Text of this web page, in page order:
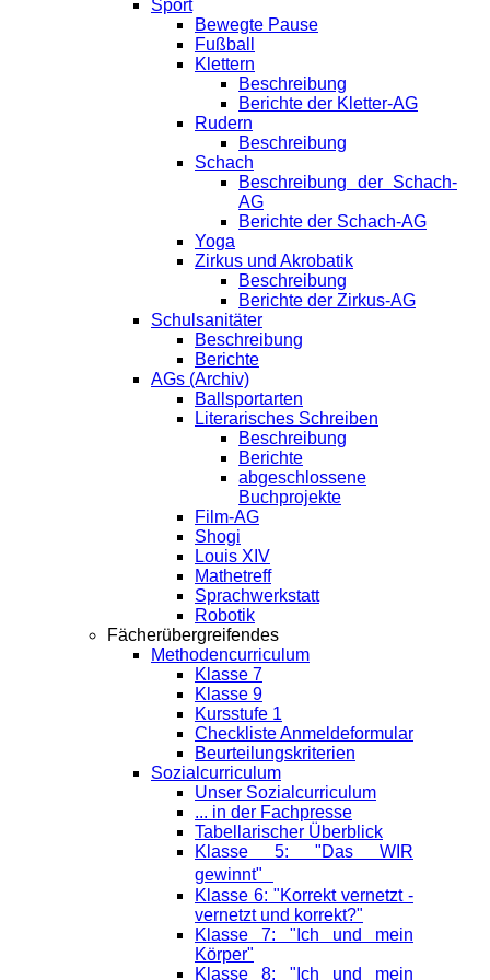
Sport
Bewegte Pause
Fußball
Klettern
Beschreibung
Berichte der Kletter-AG
Rudern
Beschreibung
Schach
Beschreibung der Schach-
AG
Berichte der Schach-AG
Yoga
Zirkus und Akrobatik
Beschreibung
Berichte der Zirkus-AG
Schulsanitäter
Beschreibung
Berichte
AGs (Archiv)
Ballsportarten
Literarisches Schreiben
Beschreibung
Berichte
abgeschlossene
Buchprojekte
Film-AG
Shogi
Louis XIV
Mathetreff
Sprachwerkstatt
Robotik
Fächerübergreifendes
Methodencurriculum
Klasse 7
Klasse 9
Kursstufe 1
Checkliste Anmeldeformular
Beurteilungskriterien
Sozialcurriculum
Unser Sozialcurriculum
... in der Fachpresse
Tabellarischer Überblick
Klasse 5: "Das WIR
gewinnt"
Klasse 6: "Korrekt vernetzt -
vernetzt und korrekt?"
Klasse 7: "Ich und mein
Körper"
Klasse 8: "Ich und mein